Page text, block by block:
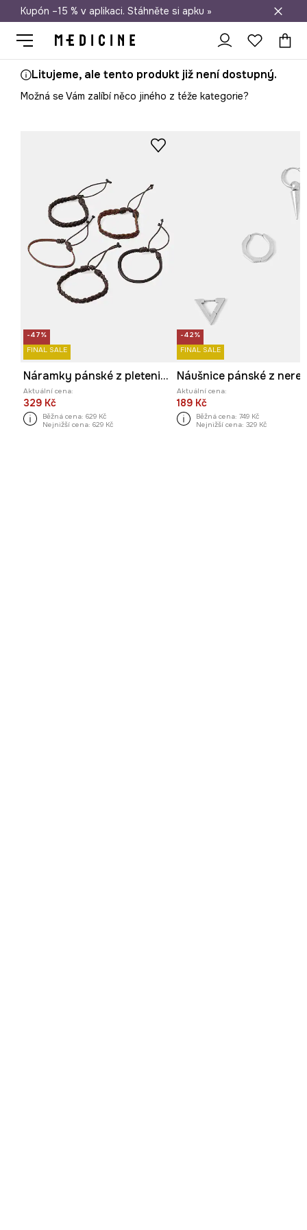
Doprava zdarma při nákupu nad 1 200 Kč
Kupón –15 % v aplikaci. Stáhněte si apku »
Litujeme, ale tento produkt již není dostupný.
Možná se Vám zalíbí něco jiného z téže kategorie?
-47%
FINAL SALE
Náramky pánské z pleteniny (5-pack) více barev
Aktuální cena:
329 Kč
Běžná cena: 629 Kč
Nejnižší cena: 629 Kč
-42%
FINAL SALE
Aktuální cena:
189 Kč
Běžná cena: 749 Kč
Nejnižší cena: 329 Kč